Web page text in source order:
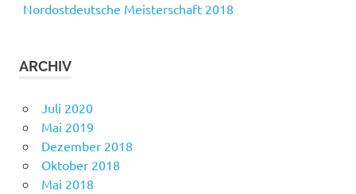
Nordostdeutsche Meisterschaft 2018
ARCHIV
Juli 2020
Mai 2019
Dezember 2018
Oktober 2018
Mai 2018